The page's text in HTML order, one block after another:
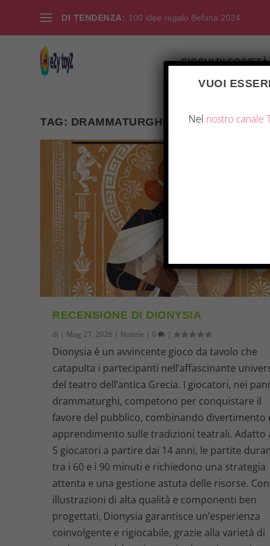
DI TENDENZA: 100 idee regalo Befana 2024
GIOCHI DI SOCIETÀ
TAG: DRAMMATURGHI
RECENSIONE DI DIONYSIA
di | Mag 27, 2026 | Notizie | 0 |
Dionysia è un avvincente gioco da tavolo che
catapulta i partecipanti nell’affascinante
del teatro dell’antica Grecia. I giocatori, nei
drammaturghi, competono per conquistare il
favore del pubblico, combinando divertimento
apprendimento sulle tradizioni teatrali. Adatto
5 giocatori a partire dai 14 anni, le partite
tra i 60 e i 90 minuti e richiedono una strategia
attenta e una gestione astuta delle risorse. Con
illustrazioni di alta qualità e componenti ben
progettati, Dionysia garantisce un’esperienza
coinvolgente e rigiocabile, grazie alla varietà di
VUOI
Nel nostro canale